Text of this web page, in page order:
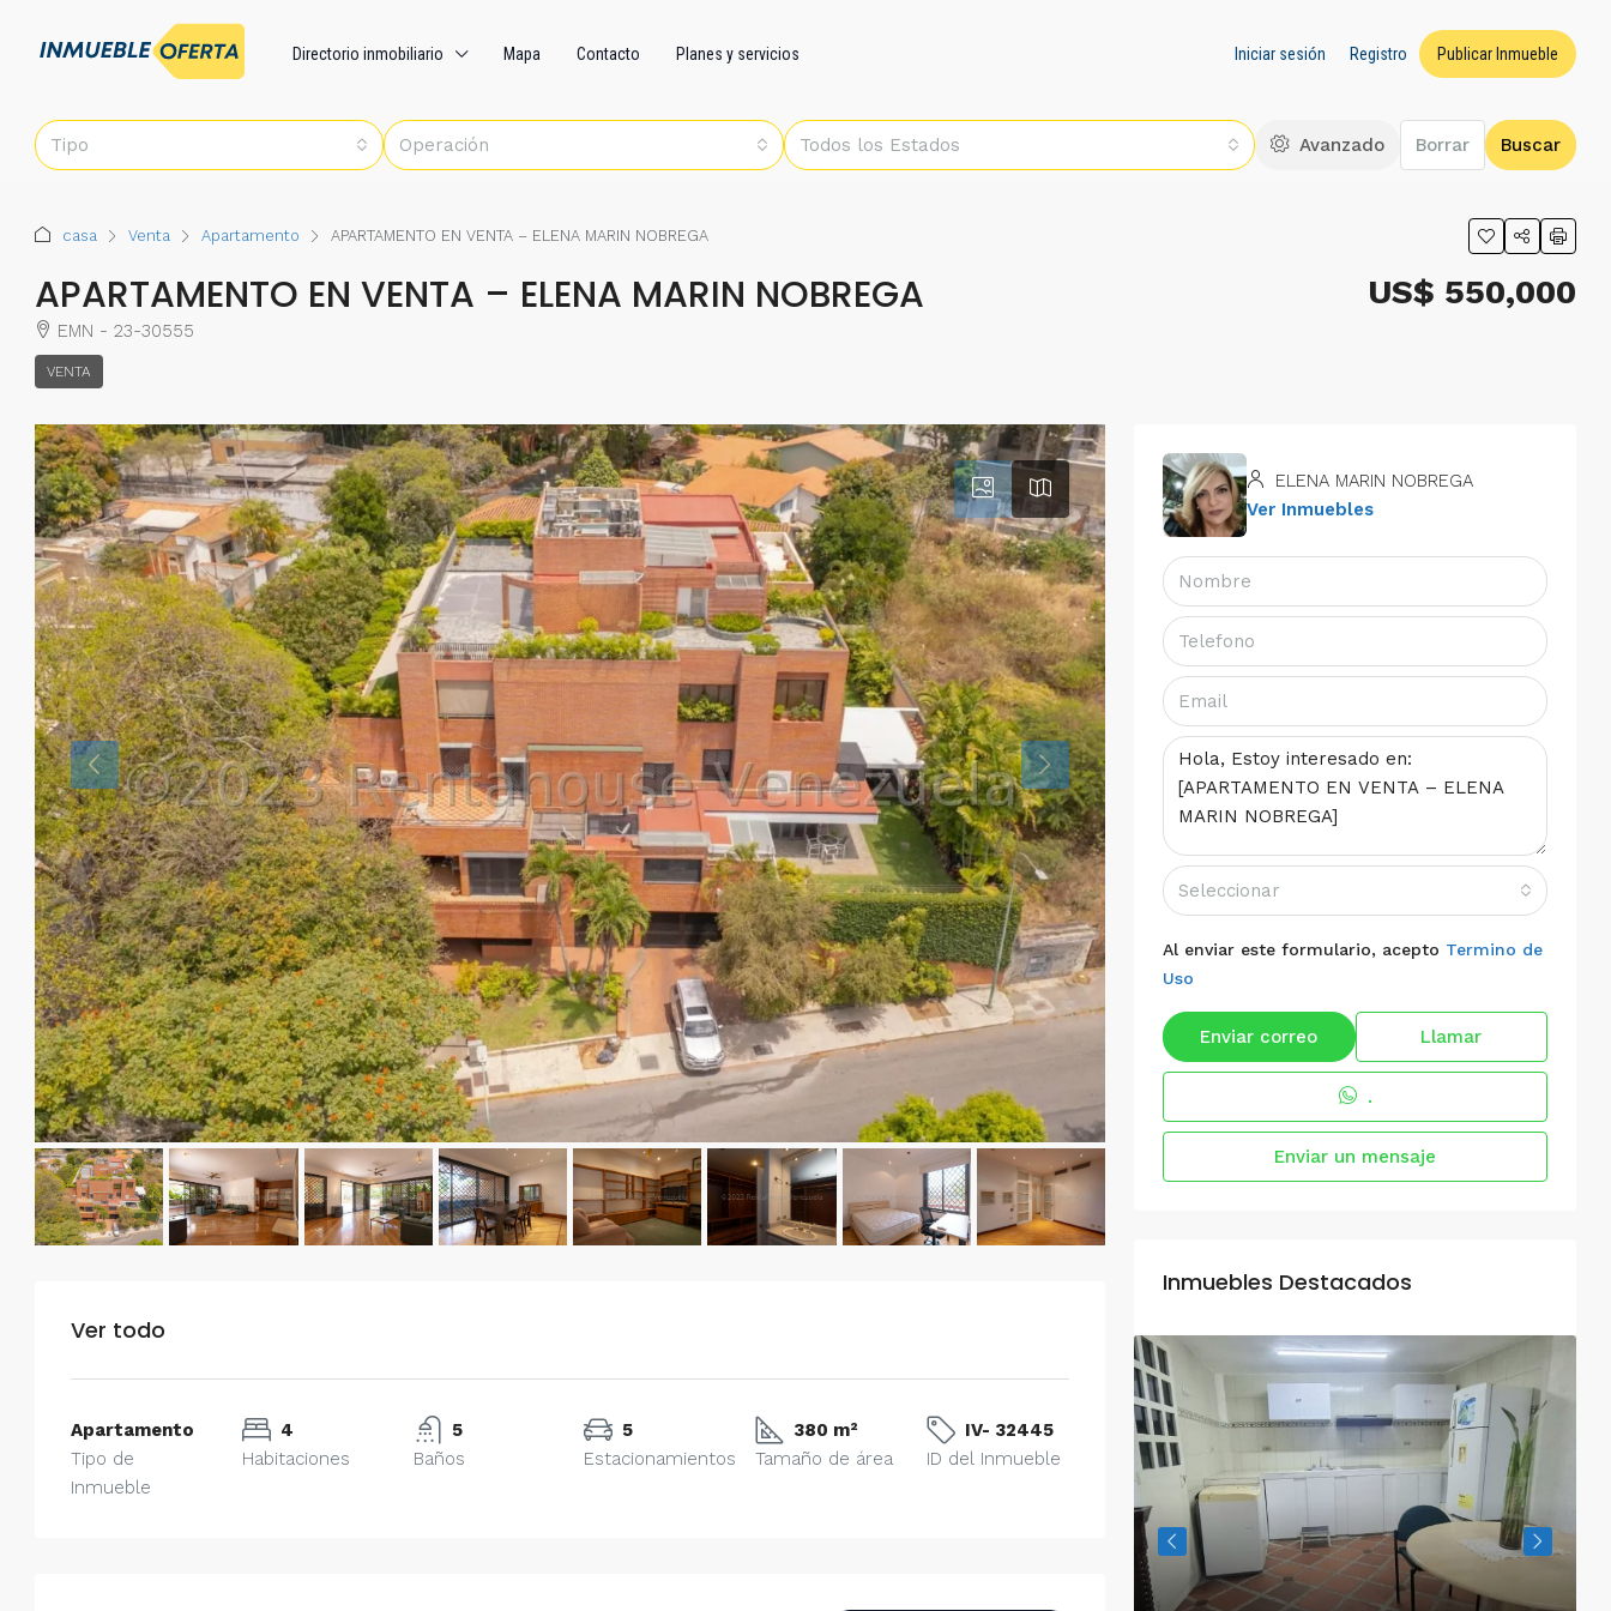
Directorio inmobiliario Mapa Contacto Planes y servicios Iniciar sesión Registro Publicar Inmueble
Tipo Operación Todos los Estados Avanzado Borrar Buscar
casa Venta Apartamento APARTAMENTO EN VENTA – ELENA MARIN NOBREGA
APARTAMENTO EN VENTA – ELENA MARIN NOBREGA
EMN - 23-30555
VENTA
US$ 550,000
Ver todo
Apartamento
Tipo de
Inmueble
4
Habitaciones
5
Baños
5
Estacionamientos
380 m²
Tamaño de área
IV- 32445
ID del Inmueble
ELENA MARIN NOBREGA
Ver Inmuebles
Seleccionar
Al enviar este formulario, acepto Termino de
Uso
Enviar correo Llamar
.
Enviar un mensaje
Inmuebles Destacados